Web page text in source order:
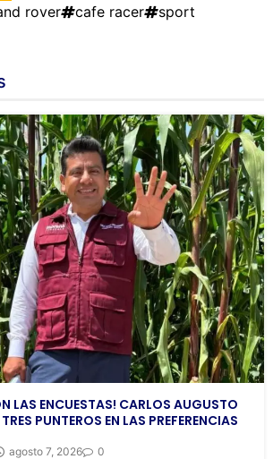
rover cafe racer
sport
LAS ENCUESTAS! CARLOS AUGUSTO
PUNTEROS EN LAS PREFERENCIAS
agosto 7, 2026 0